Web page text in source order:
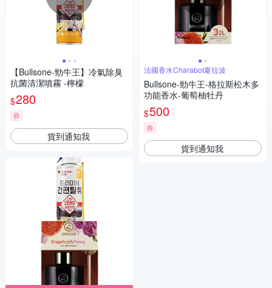
【Bullsone-勁牛王】冷氣除臭
抗菌清潔噴霧 -檸檬
$280
券
貨到通知我
法國香水Charabot夏拉波
Bullsone-勁牛王-格拉斯松木多
功能香水-葡萄柚牡丹
$500
券
貨到通知我